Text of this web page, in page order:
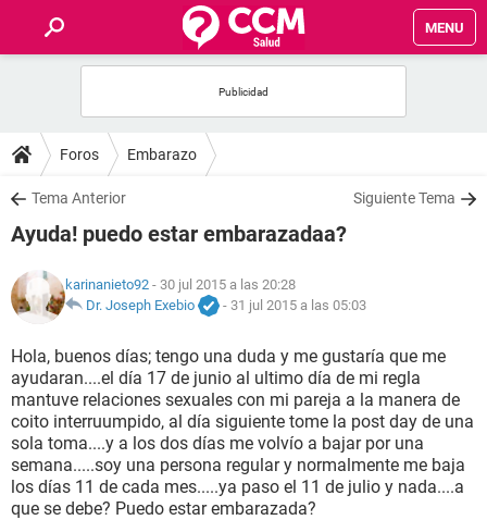
MENU
FOROS
SALUD
FAMILIA
NUTRICIÓN
BIENESTAR
SEXUALIDAD
GLOSARIO
Foros Embarazo
Tema Anterior Siguiente Tema
Ayuda! puedo estar embarazadaa?
karinanieto92 - 30 jul 2015 a las 20:28
Dr. Joseph Exebio
- 31 jul 2015 a las 05:03
Hola, buenos días; tengo una duda y me gustaría que me
ayudaran....el día 17 de junio al ultimo día de mi regla
mantuve relaciones sexuales con mi pareja a la manera de
coito interruumpido, al día siguiente tome la post day de una
sola toma....y a los dos días me volvío a bajar por una
semana.....soy una persona regular y normalmente me baja
los días 11 de cada mes.....ya paso el 11 de julio y nada....a
que se debe? Puedo estar embarazada?